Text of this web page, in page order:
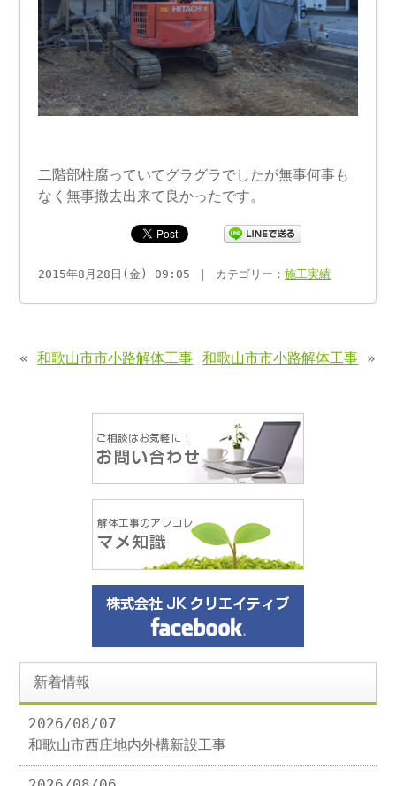
二階部柱腐っていてグラグラでしたが無事何事も
なく無事撤去出来て良かったです。
2015年8月28日(金) 09:05 ｜ カテゴリー：施工実績
«和歌山市市小路解体工事 和歌山市市小路解体工事 »
新着情報
2026/08/07
和歌山市西庄地内外構新設工事